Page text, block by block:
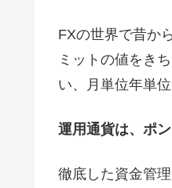
FXの世界で昔か
ミットの値をき
い、月単位年単
運用通貨は、ポン
徹底した資金管